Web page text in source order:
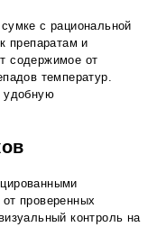
с рациональной
препаратам и
содержимое от
температур.
удобную
проверенных
контроль на